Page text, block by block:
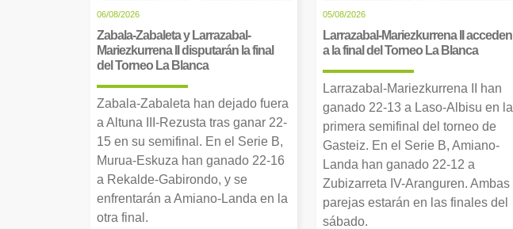
06/08/2026
Zabala-Zabaleta y Larrazabal-
Mariezkurrena II disputarán la final
del Torneo La Blanca
Zabala-Zabaleta han dejado fuera
a Altuna III-Rezusta tras ganar 22-
15 en su semifinal. En el Serie B,
Murua-Eskuza han ganado 22-16
a Rekalde-Gabirondo, y se
enfrentarán a Amiano-Landa en la
otra final.
05/08/2026
Larrazabal-Mariezkurrena II acceden
a la final del Torneo La Blanca
Larrazabal-Mariezkurrena II han
ganado 22-13 a Laso-Albisu en la
primera semifinal del torneo de
Gasteiz. En el Serie B, Amiano-
Landa han ganado 22-12 a
Zubizarreta IV-Aranguren. Ambas
parejas estarán en las finales del
sábado.